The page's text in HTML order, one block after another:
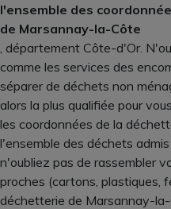
l'ensemble des
de Marsannay-la-Côte
, département Côte-d'Or.
comme les services des
séparer de déchets non
alors la plus qualifiée pour
les coordonnées de la
l'ensemble des déchets
n'oubliez pas de rassembler
proches (cartons, plastiques,
déchetterie de Marsannay-